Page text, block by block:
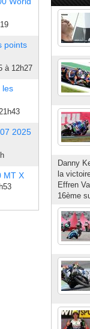
points
à 12h27
les
2025
MT X
Danny
la
Effren
16ème